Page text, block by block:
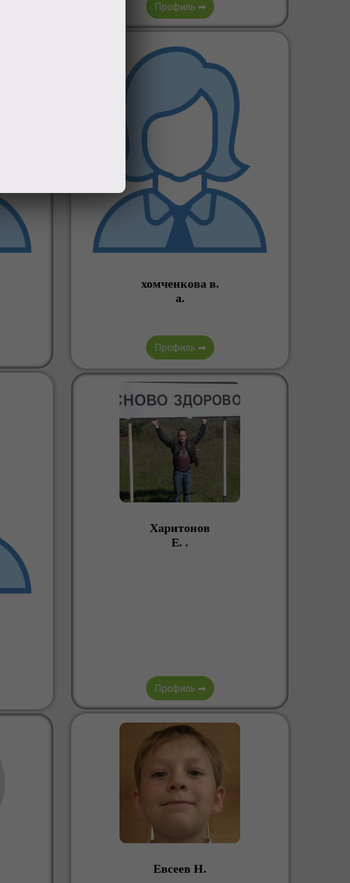
Профиль ➡
хомченкова в.
а.
Профиль ➡
Харитонов
Е. .
Профиль ➡
Евсеев Н.